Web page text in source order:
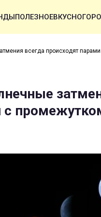
ПОЛЕЗНОЕВКУСНО
всегда происходят
с